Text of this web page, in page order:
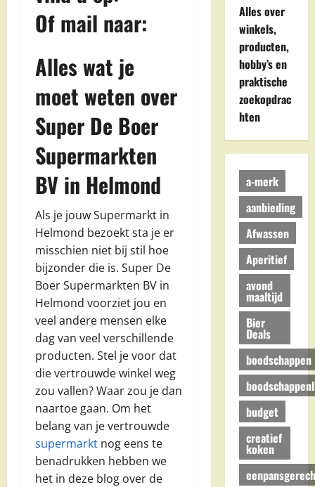
Of mail naar:
Alles wat je
moet weten over
Super De Boer
Supermarkten
BV in Helmond
Als je jouw Supermarkt in
Helmond bezoekt sta je er
misschien niet bij stil hoe
bijzonder die is. Super De
Boer Supermarkten BV in
Helmond voorziet jou en
veel andere mensen elke
dag van veel verschillende
producten. Stel je voor dat
die vertrouwde winkel weg
zou vallen? Waar zou je dan
naartoe gaan. Om het
belang van je vertrouwde
supermarkt nog eens te
benadrukken hebben we
het in deze blog over de
Alles over
winkels,
producten,
hobby’s en
praktische
zoekopdrac
hten
a-merk
aanbieding
Afwassen
Aperitief
avond
maaltijd
Bier
Deals
boodschappen
budget
creatief
koken